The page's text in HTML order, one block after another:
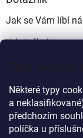
Tato webová
Některé typy
a
předchozím
políčka u
Jak se Vám líbí
Velmi pěkný
Ujde to
Nelíbí se mi
Počet hlasů:340